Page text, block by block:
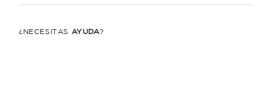
¿NECESITÁS AYUDA?